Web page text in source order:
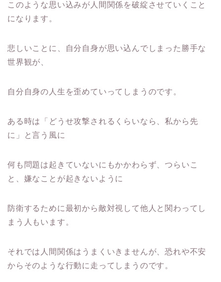
このような思い込みが人間関係を破綻させていくこと
になります。
悲しいことに、自分自身が思い込んでしまった勝手な
世界観が、
自分自身の人生を歪めていってしまうのです。
ある時は「どうせ攻撃されるくらいなら、私から先
に」と言う風に
何も問題は起きていないにもかかわらず、つらいこ
と、嫌なことが起きないように
防衛するために最初から敵対視して他人と関わってし
まう人もいます。
それでは人間関係はうまくいきませんが、恐れや不安
からそのような行動に走ってしまうのです。